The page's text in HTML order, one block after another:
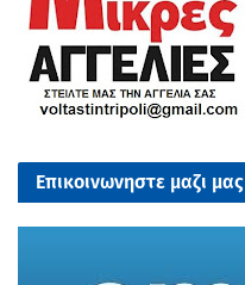
Επικοινωνηστε μαζι μας